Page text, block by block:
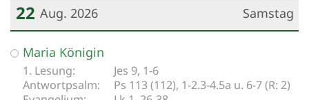
Samstag
22 Aug. 2026
Datum: 22. August 2026
Maria Königin
Jes 9, 1-6
Ps 113 (112), 1-2.3-4.5a u. 6-7 (R: 2)